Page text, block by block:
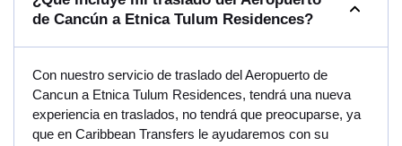
de Cancún a Etnica Tulum Residences?
Con nuestro servicio de traslado del Aeropuerto de
Cancun a Etnica Tulum Residences, tendrá una nueva
experiencia en traslados, no tendrá que preocuparse, ya
que en Caribbean Transfers le ayudaremos con su